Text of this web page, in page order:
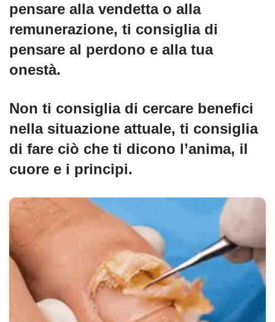
pensare alla vendetta o alla
remunerazione, ti consiglia di
pensare al perdono e alla tua
onestà.
Non ti consiglia di cercare benefici
nella situazione attuale, ti consiglia
di fare ciò che ti dicono l’anima, il
cuore e i principi.